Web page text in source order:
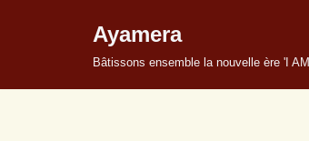
Ayamera
Bâtissons ensemble la nouvelle ère 'I